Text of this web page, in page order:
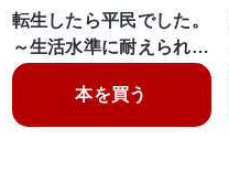
転生したら平民でした。
～生活水準に耐えられ…
本を買う